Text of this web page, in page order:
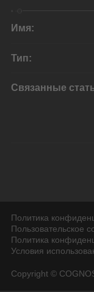
Имя:
Тип:
Связанные
Политика
Пользовательское
Политика
Условия
Copyright ©